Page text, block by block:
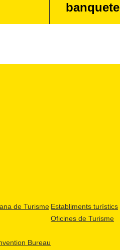
banquete
de Turisme
Bureau
Establiments turístics
Oficines de Turisme